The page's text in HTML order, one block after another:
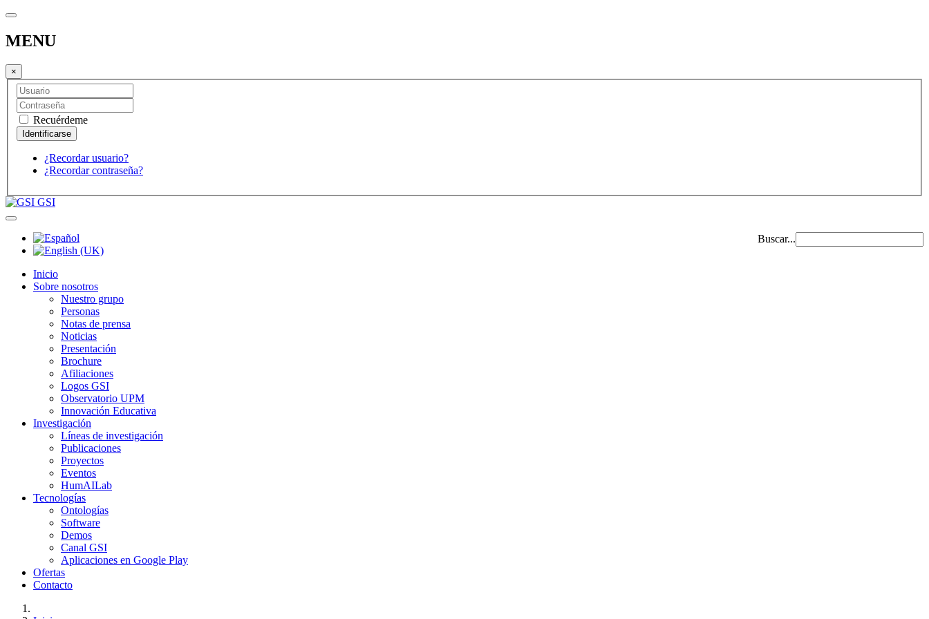
MENU
×
Recuérdeme
¿Recordar usuario?
¿Recordar contraseña?
GSI
Buscar...
Inicio
Sobre nosotros
Nuestro grupo
Personas
Notas de prensa
Noticias
Presentación
Brochure
Afiliaciones
Logos GSI
Observatorio UPM
Innovación Educativa
Investigación
Líneas de investigación
Publicaciones
Proyectos
Eventos
HumAILab
Tecnologías
Ontologías
Software
Demos
Canal GSI
Aplicaciones en Google Play
Ofertas
Contacto